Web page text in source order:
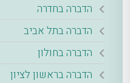
הדברה בחדרה
הדברה בתל אביב
הדברה בחולון
הדברה בראשון לציון